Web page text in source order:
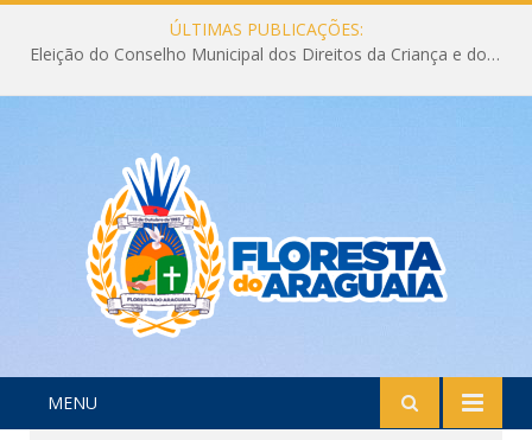
ÚLTIMAS PUBLICAÇÕES:
Eleição do Conselho Municipal dos Direitos da Criança e do Adolescente CMDCA 2026
MENU